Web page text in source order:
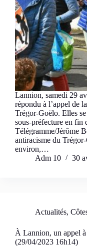
Lannion, samedi 29
répondu à l’appel de
Trégor-Goëlo. Elles
sous-préfecture en fin
Télégramme/Jérôme
antiracisme du
environ,…
Adm 10
30
Actualités,
À Lannion, un appel
(29/04/2023 16h14)